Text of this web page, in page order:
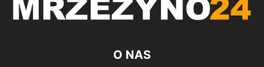
O NAS